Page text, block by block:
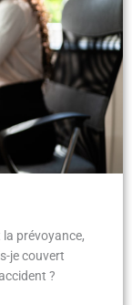
prévoyance,
je couvert
?